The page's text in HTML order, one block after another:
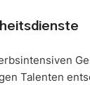
Talenten